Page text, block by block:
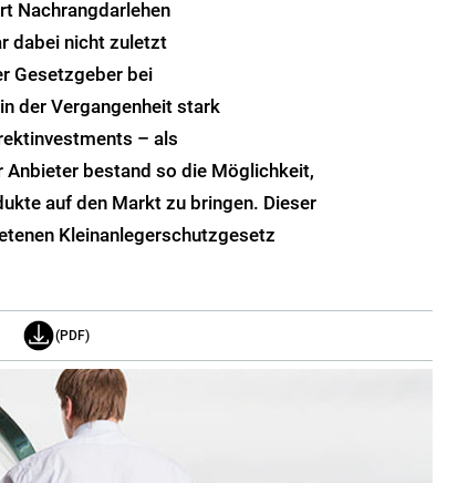
Nachrangdarlehen
dabei nicht zuletzt
Gesetzgeber bei
der Vergangenheit stark
– als
bestand so die Möglichkeit,
auf den Markt zu bringen. Dieser
Kleinanlegerschutzgesetz
(PDF)